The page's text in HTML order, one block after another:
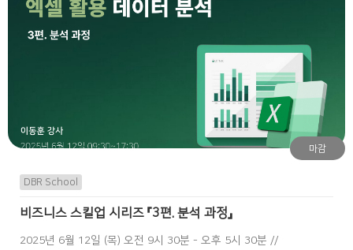
마감
DBR School
비즈니스 스킬업 시리즈 『3편. 분석 과정』
2025년 6월 12일 (목) 오전 9시 30분 - 오후 5시 30분 //